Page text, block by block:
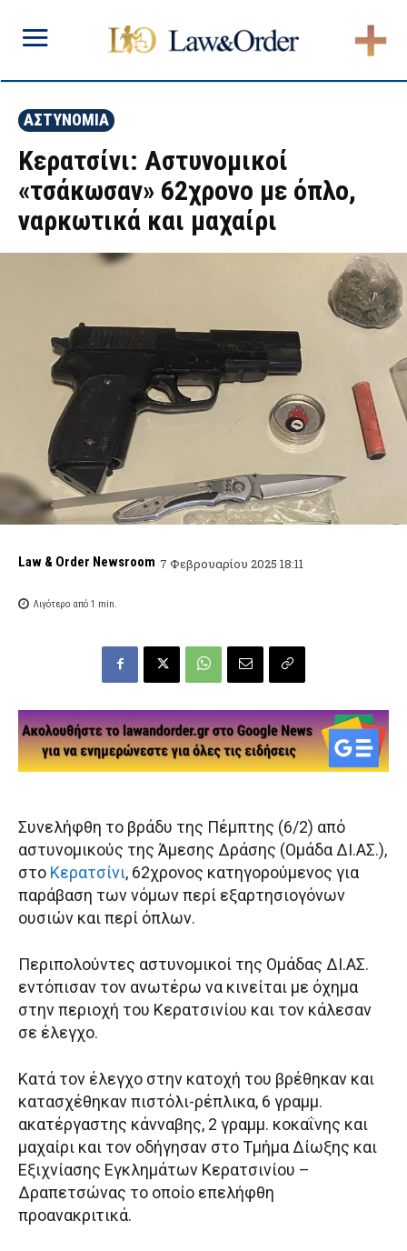
ΑΣΤΥΝΟΜΙΑ
Κερατσίνι: Αστυνομικοί
«τσάκωσαν» 62χρονο με όπλο,
ναρκωτικά και μαχαίρι
Law & Order Newsroom 7 Φεβρουαρίου 2025 18:11
Λιγότερο από 1 min.
Συνελήφθη το βράδυ της Πέμπτης (6/2) από
αστυνομικούς της Άμεσης Δράσης (Ομάδα ΔΙ.ΑΣ.),
στο Κερατσίνι, 62χρονος κατηγορούμενος για
παράβαση των νόμων περί εξαρτησιογόνων
ουσιών και περί όπλων.
Περιπολούντες αστυνομικοί της Ομάδας ΔΙ.ΑΣ.
εντόπισαν τον ανωτέρω να κινείται με όχημα
στην περιοχή του Κερατσινίου και τον κάλεσαν
σε έλεγχο.
Κατά τον έλεγχο στην κατοχή του βρέθηκαν και
κατασχέθηκαν πιστόλι-ρέπλικα, 6 γραμμ.
ακατέργαστης κάνναβης, 2 γραμμ. κοκαΐνης και
μαχαίρι και τον οδήγησαν στο Τμήμα Δίωξης και
Εξιχνίασης Εγκλημάτων Κερατσινίου –
Δραπετσώνας το οποίο επελήφθη
προανακριτικά.